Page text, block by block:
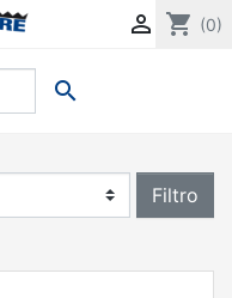
 shopping_cart (0)

Filtro